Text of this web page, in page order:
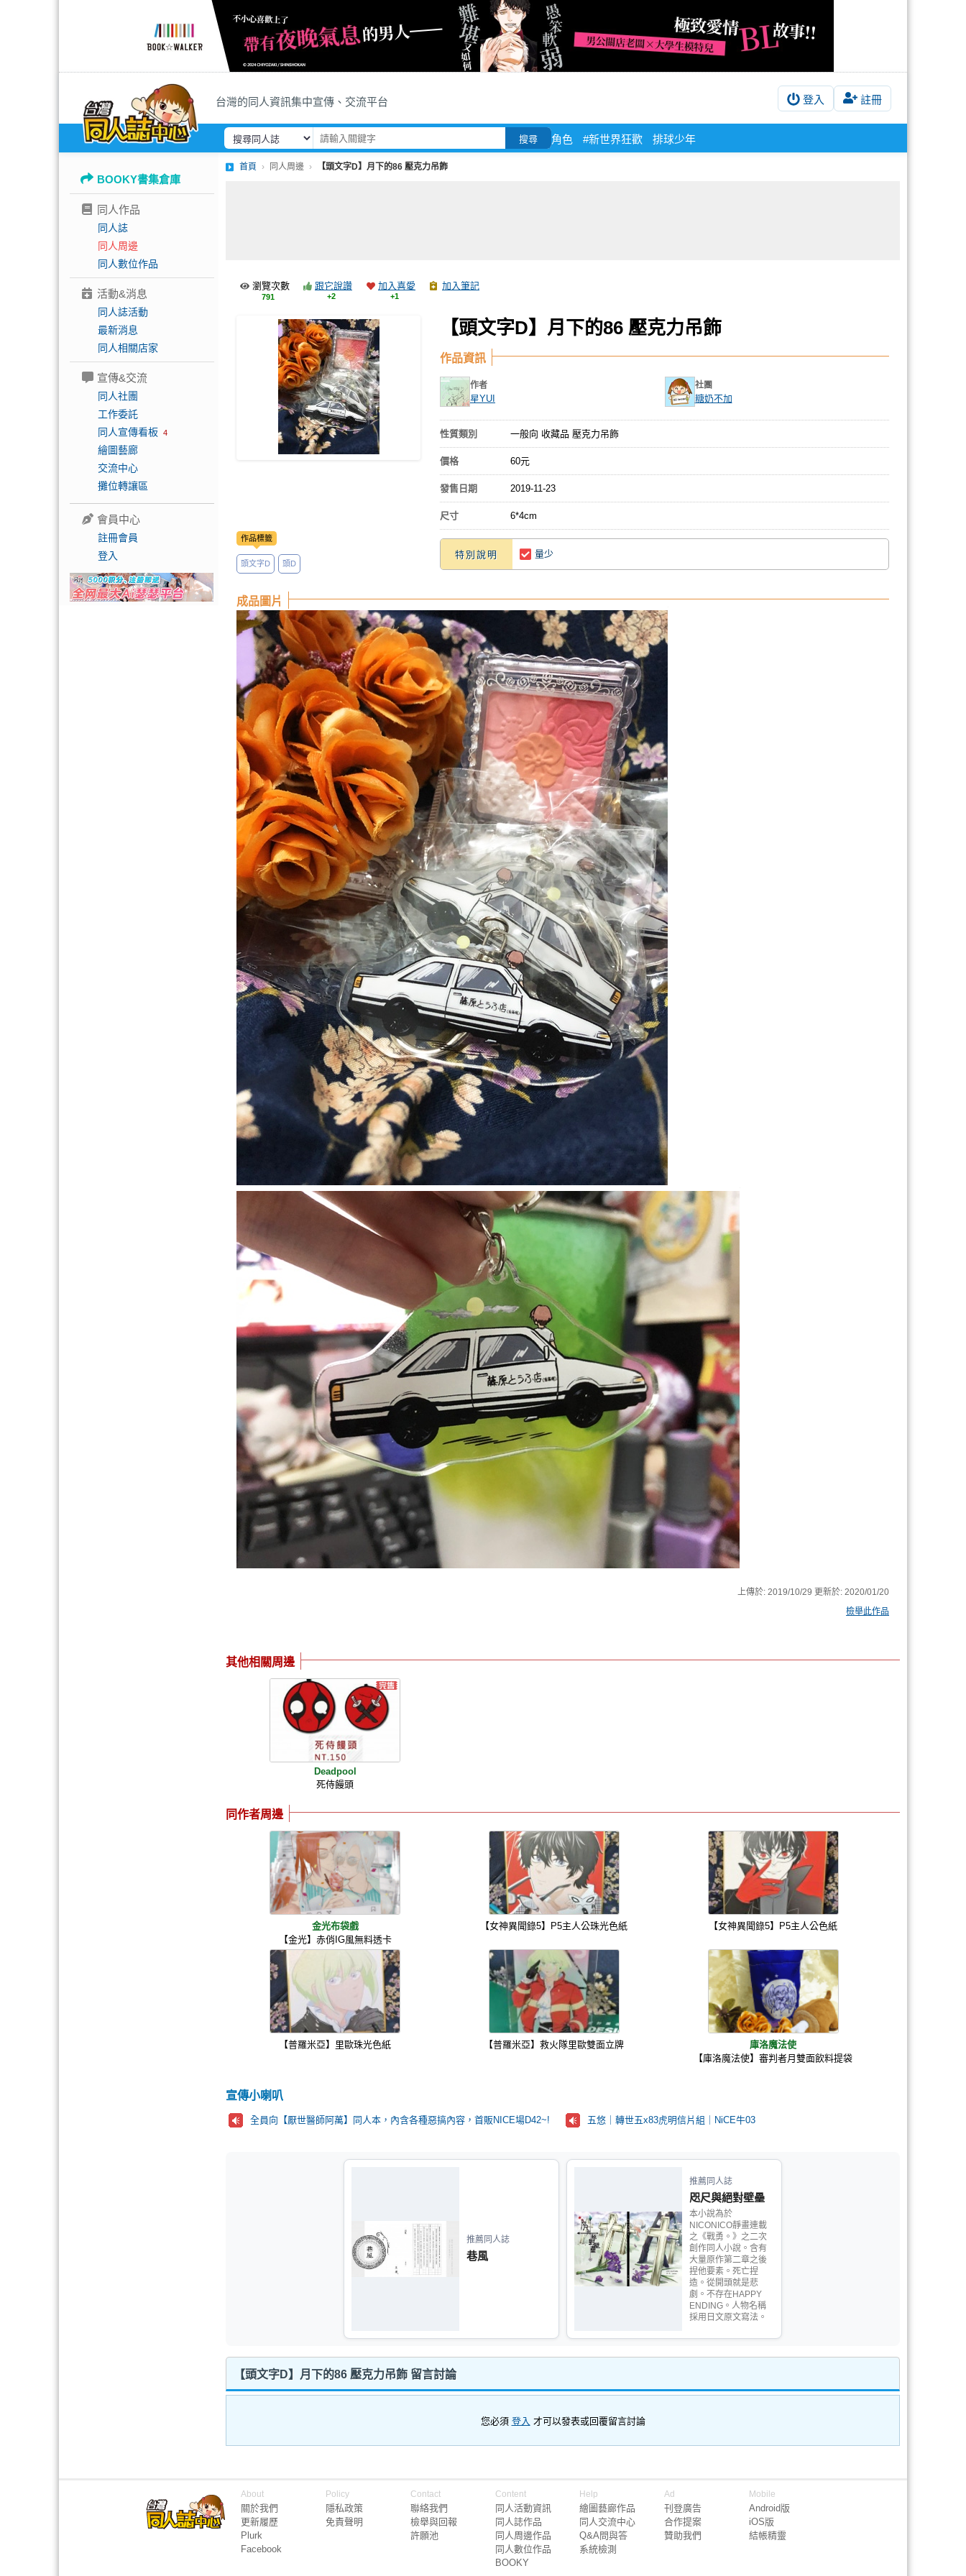
台灣的同人資訊集中宣傳、交流平台 登入 註冊
搜尋 角色 #新世界狂歡 排球少年
BOOKY書集倉庫
同人作品
同人誌
同人周邊
同人數位作品
活動&消息
同人誌活動
最新消息
同人相關店家
宣傳&交流
同人社團
工作委託
同人宣傳看板 4
繪圖藝廊
交流中心
攤位轉讓區
會員中心
註冊會員
登入
首頁 同人周邊 【頭文字D】月下的86 壓克力吊飾
瀏覽次數
791
跟它說讚
+2
加入喜愛
+1
加入筆記
【頭文字D】月下的86 壓克力吊飾
作品標籤
頭文字D 頭D
作品資訊
作者
星YUI
社團
糖奶不加
性質類別 一般向 收藏品 壓克力吊飾
價格 60元
發售日期 2019-11-23
尺寸 6*4cm
特別說明 量少
成品圖片
上傳於: 2019/10/29 更新於: 2020/01/20
檢舉此作品
其他相關周邊
Deadpool
死侍饅頭
同作者周邊
金光布袋戲
【金光】赤俏IG風無料透卡
【女神異聞錄5】P5主人公珠光色紙 【女神異聞錄5】P5主人公色紙
【普羅米亞】里歐珠光色紙 【普羅米亞】救火隊里歐雙面立牌
庫洛魔法使
【庫洛魔法使】審判者月雙面飲料提袋
宣傳小喇叭
全員向【厭世醫師阿萬】同人本，內含各種惡搞內容，首販NICE場D42~! 五悠｜轉世五x83虎明信片組｜NiCE牛03
推薦同人誌
巷風
推薦同人誌
咫尺與絕對壁壘
本小說為於
NICONICO靜畫連載
之《戰勇。》之二次
創作同人小說。含有
大量原作第二章之後
捏他要素。死亡捏
造。從開頭就是悲
劇。不存在HAPPY
ENDING。人物名稱
採用日文原文寫法。
【頭文字D】月下的86 壓克力吊飾 留言討論
您必須 登入 才可以發表或回覆留言討論
About
關於我們
更新履歷
Plurk
Facebook
Policy
隱私政策
免責聲明
Contact
聯絡我們
檢舉與回報
許願池
Content
同人活動資訊
同人誌作品
同人周邊作品
同人數位作品
BOOKY
Help
繪圖藝廊作品
同人交流中心
Q&A問與答
系統檢測
Ad
刊登廣告
合作提案
贊助我們
Mobile
Android版
iOS版
結帳精靈